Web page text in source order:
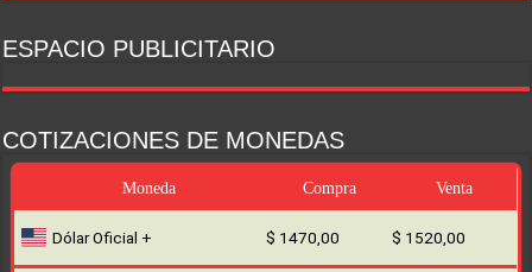
ESPACIO PUBLICITARIO
COTIZACIONES DE MONEDAS
Moneda Compra Venta
Dólar Oficial + $ 1470,00 $ 1520,00